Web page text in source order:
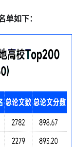
单如下：